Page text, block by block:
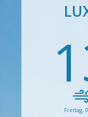
Freitag,